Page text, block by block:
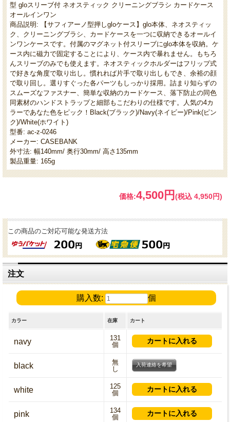
型 gloスリーブ付 ネオスティック クリーニングブラシ カードケース
オールインワン
商品説明: 【サフィアーノ型押しgloケース】glo本体、ネオスティッ
ク、クリーニングブラシ、カードケースを一つに収納できるオールイ
ンワンケースです。付属のマグネット付スリーブにglo本体を収納。ケ
ース内に磁力で固定することにより、ケース内で暴れません。もちろ
んスリーブのみでも使えます。ネオスティックホルダーはフリップ式
で好きな角度で取り出し。慣れれば片手で取り出しもでき、余裕の顔
で取り回し。選りすぐった各パーツもしっかり採用。詰まり知らずの
スムーズなファスナー、簡単な収納のカードケース、落下防止の同色
同素材のハンドストラップと細部もこだわりの仕様です。人気の4カ
ラーであなた色をピック！Black(ブラック)/Navy(ネイビー)/Pink(ピン
ク)/White(ホワイト)
型番: ac-z-0246
メーカー: CASEBANK
外寸法: 幅140mm/ 奥行30mm/ 高さ135mm
製品重量: 165g
価格:4,500円 (税込 4,950円)
この商品のご対応可能な発送方法
注文
購入数: 個
カラー 在庫 カート
navy
131
個
black
無
し
入荷連絡を希望
white
125
個
pink
134
個